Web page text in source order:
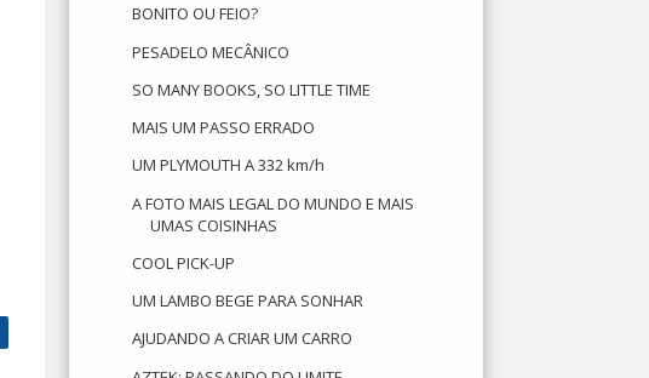
BONITO OU FEIO?
PESADELO MECÂNICO
SO MANY BOOKS, SO LITTLE TIME
MAIS UM PASSO ERRADO
UM PLYMOUTH A 332 km/h
A FOTO MAIS LEGAL DO MUNDO E MAIS
UMAS COISINHAS
COOL PICK-UP
UM LAMBO BEGE PARA SONHAR
AJUDANDO A CRIAR UM CARRO